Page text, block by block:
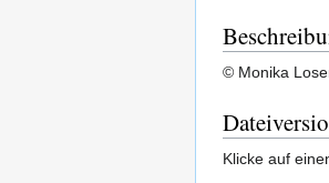
© Monika
Klicke auf